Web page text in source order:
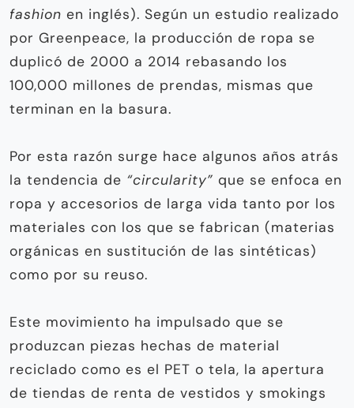
fashion en inglés). Según un estudio realizado
por Greenpeace, la producción de ropa se
duplicó de 2000 a 2014 rebasando los
100,000 millones de prendas, mismas que
terminan en la basura.
Por esta razón surge hace algunos años atrás
la tendencia de “circularity” que se enfoca en
ropa y accesorios de larga vida tanto por los
materiales con los que se fabrican (materias
orgánicas en sustitución de las sintéticas)
como por su reuso.
Este movimiento ha impulsado que se
produzcan piezas hechas de material
reciclado como es el PET o tela, la apertura
de tiendas de renta de vestidos y smokings